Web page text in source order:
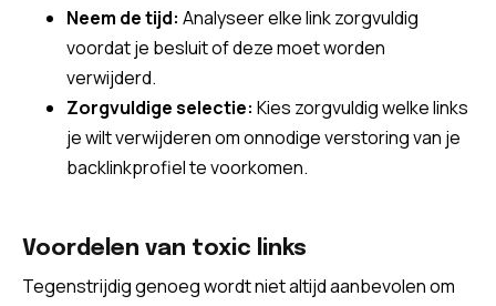
Neem de tijd: Analyseer elke link zorgvuldig
voordat je besluit of deze moet worden
verwijderd.
Zorgvuldige selectie: Kies zorgvuldig welke links
je wilt verwijderen om onnodige verstoring van je
backlinkprofiel te voorkomen.
Voordelen van toxic links
Tegenstrijdig genoeg wordt niet altijd aanbevolen om